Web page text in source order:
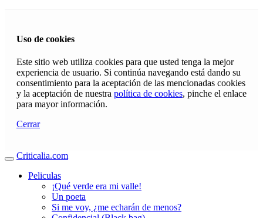
Uso de cookies
Este sitio web utiliza cookies para que usted tenga la mejor
experiencia de usuario. Si continúa navegando está dando su
consentimiento para la aceptación de las mencionadas cookies
y la aceptación de nuestra política de cookies, pinche el enlace
para mayor información.
Cerrar
Criticalia.com
Peliculas
¡Qué verde era mi valle!
Un poeta
Si me voy, ¿me echarán de menos?